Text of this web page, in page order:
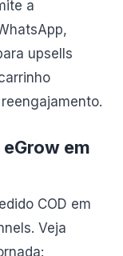
a
upsells
em
COD em
Veja